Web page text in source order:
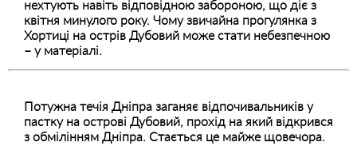
нехтують навіть відповідною забороною, що діє з
квітня минулого року. Чому звичайна прогулянка з
Хортиці на острів Дубовий може стати небезпечною
– у матеріалі.
Потужна течія Дніпра заганяє відпочивальників у
пастку на острові Дубовий, прохід на який відкрився
з обмілінням Дніпра. Стається це майже щовечора.